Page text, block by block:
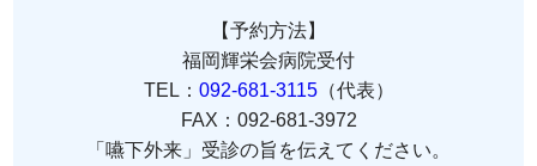
【予約方法】
福岡輝栄会病院受付
TEL： 092-681-3115（代表）
FAX：092-681-3972
「嚥下外来」受診の旨を伝えてください。